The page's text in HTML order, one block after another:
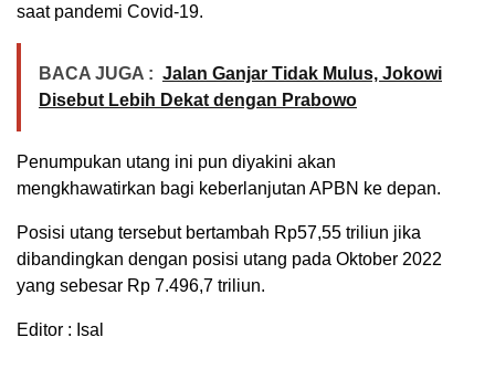
saat pandemi Covid-19.
BACA JUGA : Jalan Ganjar Tidak Mulus, Jokowi
Disebut Lebih Dekat dengan Prabowo
Penumpukan utang ini pun diyakini akan
mengkhawatirkan bagi keberlanjutan APBN ke depan.
Posisi utang tersebut bertambah Rp57,55 triliun jika
dibandingkan dengan posisi utang pada Oktober 2022
yang sebesar Rp 7.496,7 triliun.
Editor : Isal